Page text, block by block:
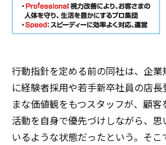
行動指針を定める前の同社は、企
に経験者採用や若手新卒社員の店
まな価値観をもつスタッフが、顧
活動を自身で優先づけしながら、
いるような状態だったという。そ